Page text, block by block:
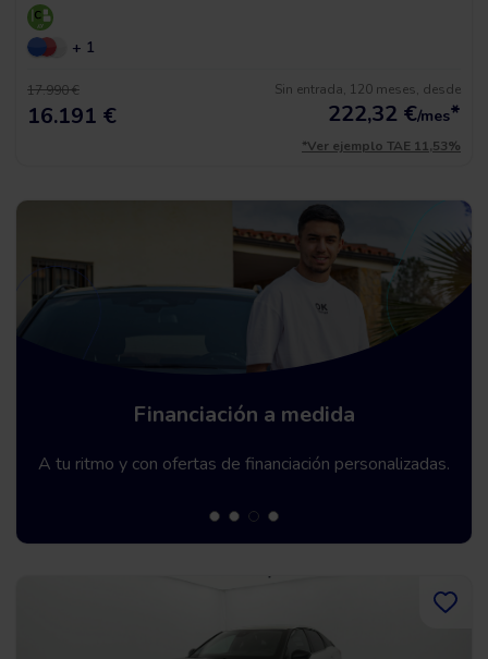
+ 1
17.990 €
16.191 €
Sin entrada, 120 meses, desde
222,32 €/mes*
*Ver ejemplo TAE 11,53%
Garantía Premium hasta 5 años
Te ofrecemos una garantía de hasta 60 meses.